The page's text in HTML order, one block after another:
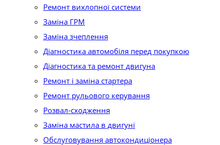
Ремонт вихлопної системи
Заміна ГРМ
Заміна зчеплення
Діагностика автомобіля перед покупкою
Діагностика та ремонт двигуна
Ремонт і заміна стартера
Ремонт рульового керування
Розвал-сходження
Заміна мастила в двигуні
Обслуговування автокондиціонера